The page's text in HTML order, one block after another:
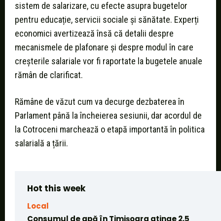
sistem de salarizare, cu efecte asupra bugetelor
pentru educație, servicii sociale și sănătate. Experți
economici avertizează însă că detalii despre
mecanismele de plafonare și despre modul în care
creșterile salariale vor fi raportate la bugetele anuale
rămân de clarificat.
Rămâne de văzut cum va decurge dezbaterea în
Parlament până la încheierea sesiunii, dar acordul de
la Cotroceni marchează o etapă importantă în politica
salarială a țării.
Hot this week
Local